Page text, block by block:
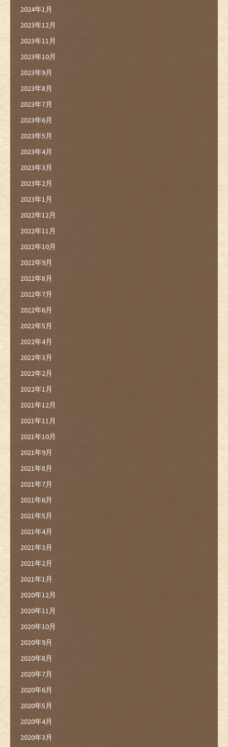
2024年1月
2023年12月
2023年11月
2023年10月
2023年9月
2023年8月
2023年7月
2023年6月
2023年5月
2023年4月
2023年3月
2023年2月
2023年1月
2022年12月
2022年11月
2022年10月
2022年9月
2022年8月
2022年7月
2022年6月
2022年5月
2022年4月
2022年3月
2022年2月
2022年1月
2021年12月
2021年11月
2021年10月
2021年9月
2021年8月
2021年7月
2021年6月
2021年5月
2021年4月
2021年3月
2021年2月
2021年1月
2020年12月
2020年11月
2020年10月
2020年9月
2020年8月
2020年7月
2020年6月
2020年5月
2020年4月
2020年3月